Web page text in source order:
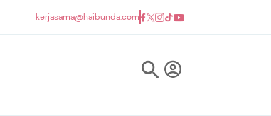
kerjasama@haibunda.com